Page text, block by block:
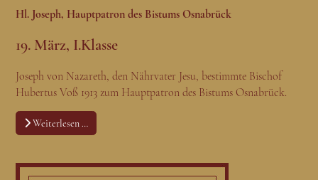
Hl. Joseph, Hauptpatron des Bistums Osnabrück
19. März, I.Klasse
Joseph von Nazareth, den Nährvater Jesu, bestimmte Bischof
Hubertus Voß 1913 zum Hauptpatron des Bistums Osnabrück.
Weiterlesen …